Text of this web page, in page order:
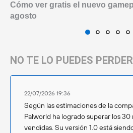
Cómo ver gratis el nuevo
agosto
NO TE LO PUEDES
22/07/2026 19:36
Según las estimaciones de la
Palworld ha logrado superar los
vendidas. Su versión 1.0 está